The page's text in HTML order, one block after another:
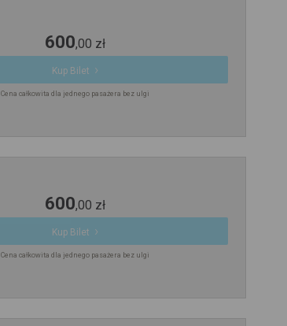
600,00 zł
Kup Bilet
Cena całkowita dla jednego pasażera bez ulgi
600,00 zł
Kup Bilet
Cena całkowita dla jednego pasażera bez ulgi